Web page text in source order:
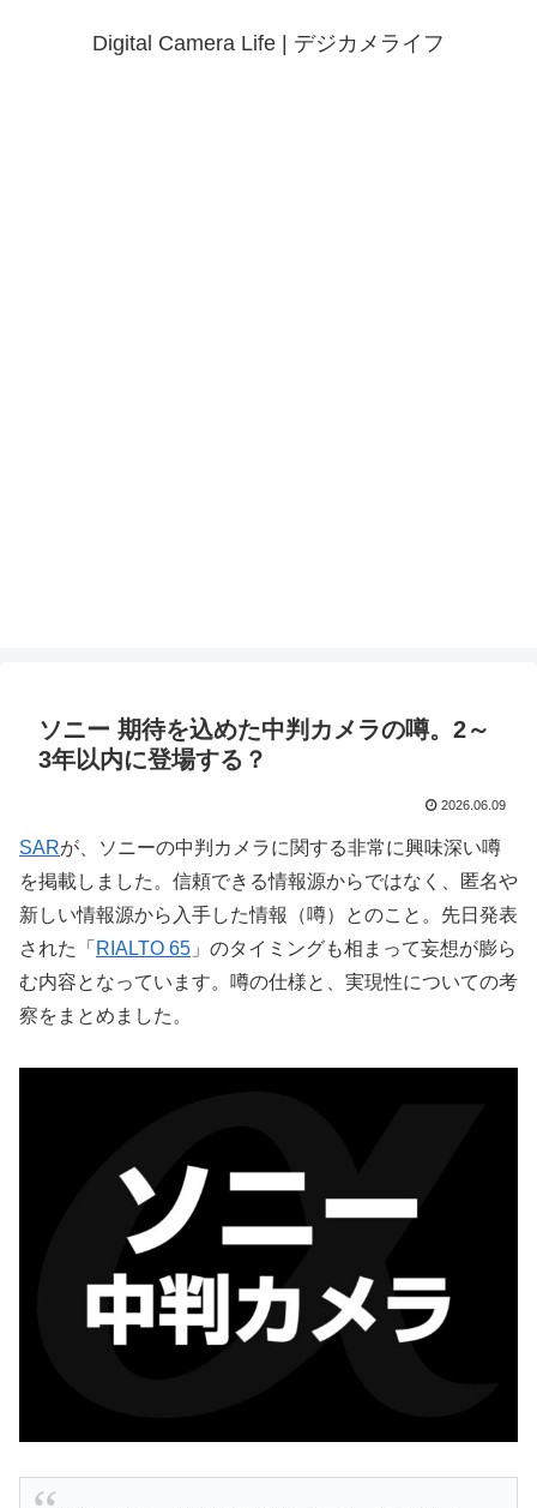
Digital Camera Life | デジカメライフ
ソニー 期待を込めた中判カメラの噂。2～
3年以内に登場する？
2026.06.09
SARが、ソニーの中判カメラに関する非常に興味深い噂
を掲載しました。信頼できる情報源からではなく、匿名や
新しい情報源から入手した情報（噂）とのこと。先日発表
された「 RIALTO 65 」のタイミングも相まって妄想が膨ら
む内容となっています。噂の仕様と、実現性についての考
察をまとめました。